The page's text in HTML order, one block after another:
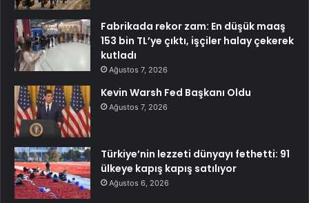
Fabrikada rekor zam: En düşük maaş
153 bin TL’ye çıktı, işçiler halay çekerek
kutladı
Ağustos 7, 2026
Kevin Warsh Fed Başkanı Oldu
Ağustos 7, 2026
Türkiye’nin lezzeti dünyayı fethetti: 91
ülkeye kapış kapış satılıyor
Ağustos 6, 2026